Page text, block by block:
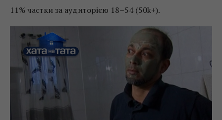
11% частки за аудиторією 18–54 (50k+).